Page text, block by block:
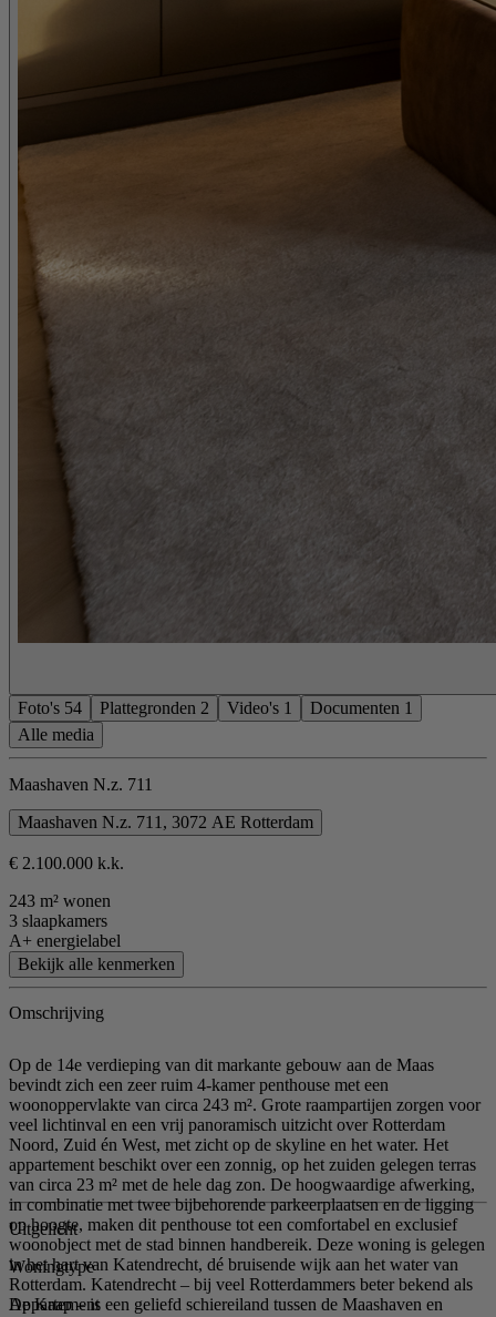
Foto's 54 Plattegronden 2 Video's 1 Documenten 1
Alle media
Maashaven N.z. 711
Maashaven N.z. 711, 3072 AE Rotterdam
€ 2.100.000 k.k.
243 m² wonen
3 slaapkamers
A+ energielabel
Bekijk alle kenmerken
Omschrijving
Op de 14e verdieping van dit markante gebouw aan de Maas
bevindt zich een zeer ruim 4-kamer penthouse met een
woonoppervlakte van circa 243 m². Grote raampartijen zorgen voor
veel lichtinval en een vrij panoramisch uitzicht over Rotterdam
Noord, Zuid én West, met zicht op de skyline en het water. Het
appartement beschikt over een zonnig, op het zuiden gelegen terras
van circa 23 m² met de hele dag zon. De hoogwaardige afwerking,
in combinatie met twee bijbehorende parkeerplaatsen en de ligging
op hoogte, maken dit penthouse tot een comfortabel en exclusief
woonobject met de stad binnen handbereik. Deze woning is gelegen
in het hart van Katendrecht, dé bruisende wijk aan het water van
Rotterdam. Katendrecht – bij veel Rotterdammers beter bekend als
De Kaap – is een geliefd schiereiland tussen de Maashaven en
Uitgelicht
Woningtype
Appartement